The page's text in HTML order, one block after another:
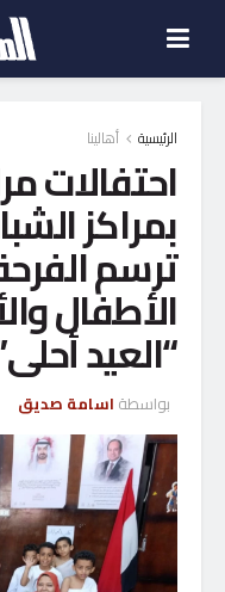
الرئيسية أهالينا
احتفالات
بمراكز
ترسم
الأطفال
“العيد
بواسطة اسامة صديق